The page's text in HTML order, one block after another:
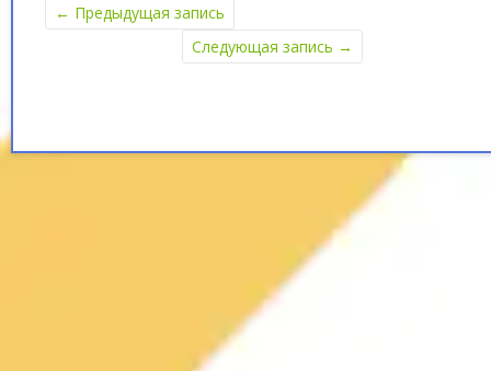
← Предыдущая запись
Следующая запись →